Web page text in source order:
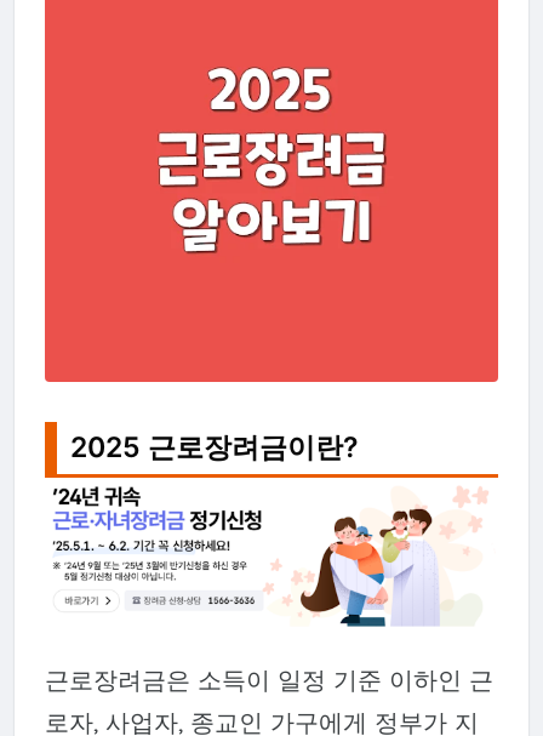
2025 근로장려금이란?
근로장려금은 소득이 일정 기준 이하인 근
로자, 사업자, 종교인 가구에게 정부가 지